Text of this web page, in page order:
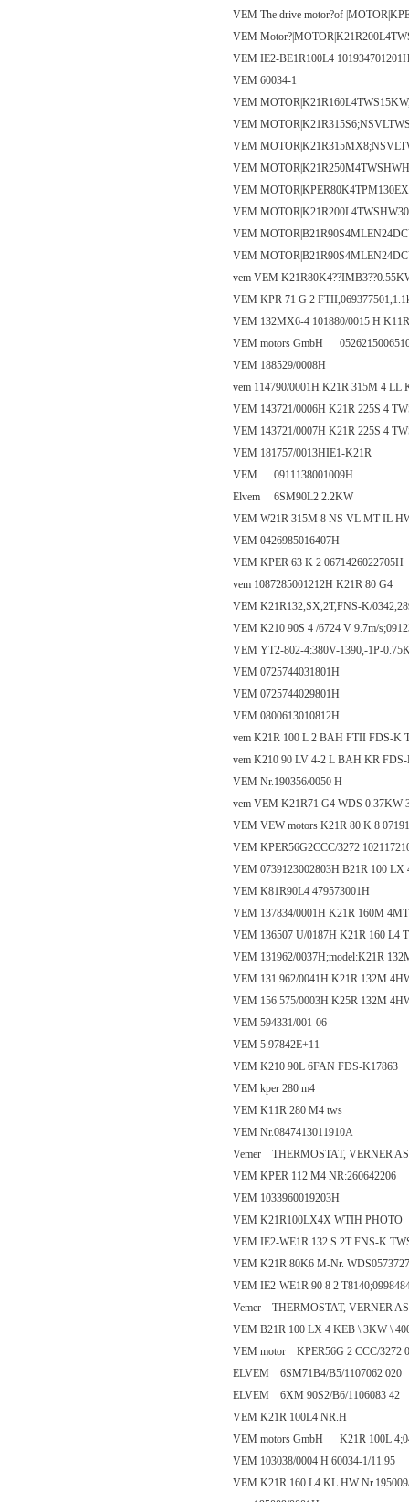
VEM The drive motor?of
VEM
VEM IE2-BE1R100L4
VEM 60034-1
VEM
VEM
VEM
VEM
VEM
VEM
VEM
VEM
vem VEM
VEM KPR 71 G 2
VEM 132MX6-4 101880/0015 H
VEM motors GmbH
VEM 188529/0008H
vem 114790/0001H K21R 315M 4 LL
VEM 143721/0006H K21R 225S 4
VEM 143721/0007H K21R 225S 4
VEM 181757/0013HIE1-K21R
VEM 0911138001009H
Elvem 6SM90L2 2.2KW
VEM W21R 315M 8 NS VL MT IL
VEM 0426985016407H
VEM KPER 63 K 2 0671426022705H
vem 1087285001212H K21R 80 G4
VEM K21R132,SX,2T,FNS-K/
VEM K210 90S 4 /6724 V 9.7m/
VEM YT2-802-4:380V-1390,-1P-
VEM 0725744031801H
VEM 0725744029801H
VEM 0800613010812H
vem K21R 100 L 2 BAH FTII FDS-K
vem K210 90 LV 4-2 L BAH KR
VEM Nr.190356/0050 H
vem VEM K21R71 G4 WDS 0.37KW
VEM VEW motors K21R 80 K 8
VEM KPER56G2CCC/3272
VEM 0739123002803H B21R 100 LX
VEM K81R90L4 479573001H
VEM 137834/0001H K21R 160M
VEM 136507 U/0187H K21R 160 L4
VEM 131962/0037H;model:K21R
VEM 131 962/0041H K21R 132M
VEM 156 575/0003H K25R 132M
VEM 594331/001-06
VEM 5.97842E+11
VEM K210 90L 6FAN FDS-K17863
VEM kper 280 m4
VEM K11R 280 M4 tws
VEM Nr.0847413011910A
Vemer THERMOSTAT, VERNER
VEM KPER 112 M4 NR:260642206
VEM 1033960019203H
VEM K21R100LX4X WTIH PHOTO
VEM IE2-WE1R 132 S 2T FNS-K
VEM K21R 80K6 M-Nr.
VEM IE2-WE1R 90 8 2
Vemer THERMOSTAT, VERNER
VEM B21R 100 LX 4 KEB \ 3KW \
VEM motor KPER56G 2 CCC/3272
ELVEM 6SM71B4/B5/1107062 020
ELVEM 6XM 90S2/B6/1106083 42
VEM K21R 100L4 NR.H
VEM motors GmbH K21R 100L
VEM 103038/0004 H 60034-1/11.95
VEM K21R 160 L4 KL HW